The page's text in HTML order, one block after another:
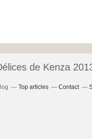
de Kenza
Top articles Contact